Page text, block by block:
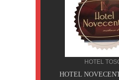
HOTEL
HOTEL